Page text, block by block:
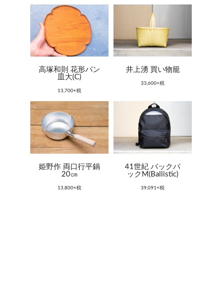
高塚和則 花形パン
皿大(C)
13,700+税
井上湧 買い物籠
33,600+税
姫野作 両口行平鍋
20㎝
13,800+税
41世紀 バックパ
ックM(Ballistic)
39,091+税